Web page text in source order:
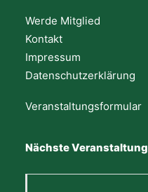
Werde Mitglied
Kontakt
Impressum
Datenschutzerklärung
Veranstaltungsformular
Nächste Veranstaltung